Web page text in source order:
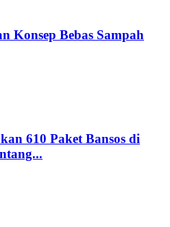
Konsep Bebas Sampah
610 Paket Bansos di